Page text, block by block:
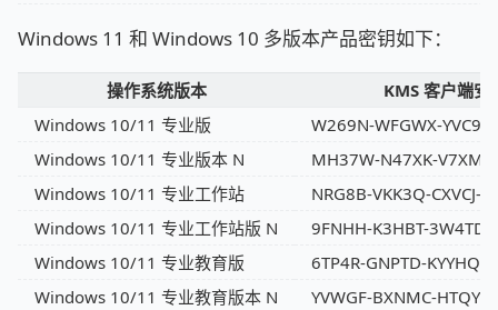
Windows 11 和 Windows 10 多版本产品密钥如下：
操作系统版本
KMS 客户端安
Windows 10/11 专业版
W269N-WFGWX-
Windows 10/11 专业版本 N
MH37W-N47XK-
Windows 10/11 专业工作站
NRG8B-VKK3Q-CXVCJ-
Windows 10/11 专业工作站版 N
9FNHH-K3HBT-3W4TD-
Windows 10/11 专业教育版
6TP4R-GNPTD-KYYHQ-
Windows 10/11 专业教育版本 N
YVWGF-BXNMC-